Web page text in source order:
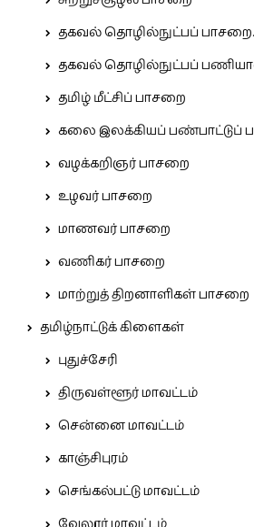
தகவல் தொழில்நுட்பப் பாசறை.
தகவல் தொழில்நுட்பப்
தமிழ் மீட்சிப் பாசறை
கலை இலக்கியப் பண்பாட்டுப்
வழக்கறிஞர் பாசறை
உழவர் பாசறை
மாணவர் பாசறை
வணிகர் பாசறை
மாற்றுத் திறனாளிகள் பாசறை
தமிழ்நாட்டுக் கிளைகள்
புதுச்சேரி
திருவள்ளூர் மாவட்டம்
சென்னை மாவட்டம்
காஞ்சிபுரம்
செங்கல்பட்டு மாவட்டம்